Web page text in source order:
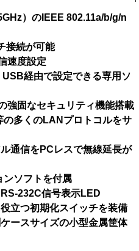
）のIEEE 802.11a/b/g/n
接続が可能
速度設定
経由で設定できる専用ソ
強固なセキュリティ機能搭載
多くのLANプロトコルをサ
通信をPCレスで無線延長が
ンソフトを付属
232C信号表示LED
立つ初期化スイッチを装備
ースサイズの小型金属筐体